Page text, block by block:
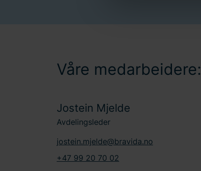
Våre medarbeidere:
Jostein Mjelde
Avdelingsleder
jostein.mjelde@bravida.no
+47 99 20 70 02